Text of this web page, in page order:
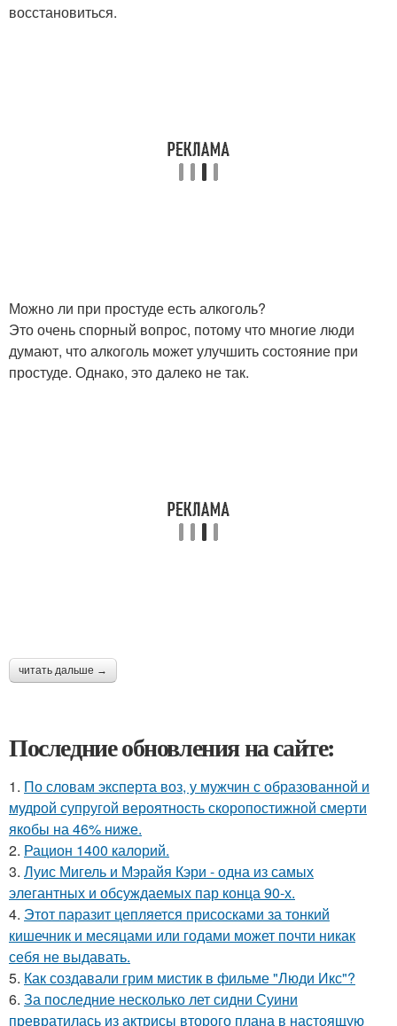
восстановиться.
Можно ли при простуде есть алкоголь?
Это очень спорный вопрос, потому что многие люди
думают, что алкоголь может улучшить состояние при
простуде. Однако, это далеко не так.
читать дальше →
Последние обновления на сайте:
1. По словам эксперта воз, у мужчин с образованной и
мудрой супругой вероятность скоропостижной смерти
якобы на 46% ниже.
2. Рацион 1400 калорий.
3. Луис Мигель и Мэрайя Кэри - одна из самых
элегантных и обсуждаемых пар конца 90-х.
4. Этот паразит цепляется присосками за тонкий
кишечник и месяцами или годами может почти никак
себя не выдавать.
5. Как создавали грим мистик в фильме "Люди Икс"?
6. За последние несколько лет сидни Суини
превратилась из актрисы второго плана в настоящую